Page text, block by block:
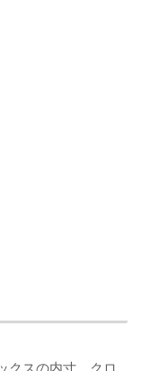
クスの内寸、クロ